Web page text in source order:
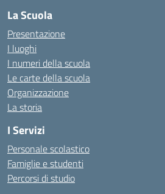
La Scuola
Presentazione
I luoghi
I numeri della scuola
Le carte della scuola
Organizzazione
La storia
I Servizi
Personale scolastico
Famiglie e studenti
Percorsi di studio